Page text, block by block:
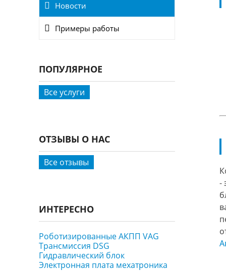
Новости
Примеры работы
ПОПУЛЯРНОЕ
Все услуги
ОТЗЫВЫ О НАС
Все отзывы
ИНТЕРЕСНО
Роботизированные АКПП VAG
Трансмиссия DSG
Гидравлический блок
Электронная плата мехатроника
-